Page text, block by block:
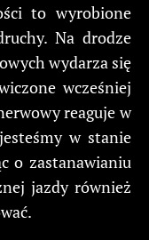
to wyrobione
Na drodze
wydarza się
wcześniej
reaguje w
w stanie
o zastanawianiu
jazdy również